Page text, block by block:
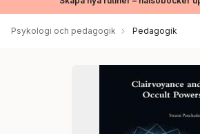
Psykologi och pedagogik Pedagogik